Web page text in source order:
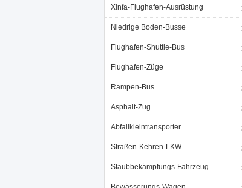
Xinfa-Flughafen-Ausrüstung
Niedrige Boden-Busse
Flughafen-Shuttle-Bus
Flughafen-Züge
Rampen-Bus
Asphalt-Zug
Abfallkleintransporter
Straßen-Kehren-LKW
Staubbekämpfungs-Fahrzeug